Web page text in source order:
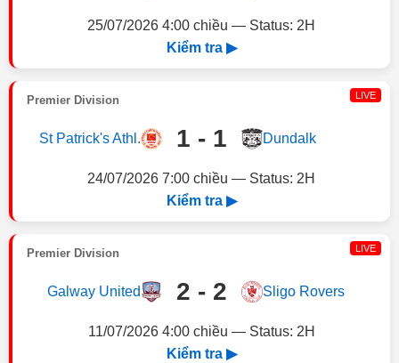
25/07/2026 4:00 chiều — Status: 2H
Kiểm tra ▶
Premier Division LIVE
St Patrick's Athl. 1 - 1 Dundalk
24/07/2026 7:00 chiều — Status: 2H
Kiểm tra ▶
Premier Division LIVE
Galway United 2 - 2 Sligo Rovers
11/07/2026 4:00 chiều — Status: 2H
Kiểm tra ▶